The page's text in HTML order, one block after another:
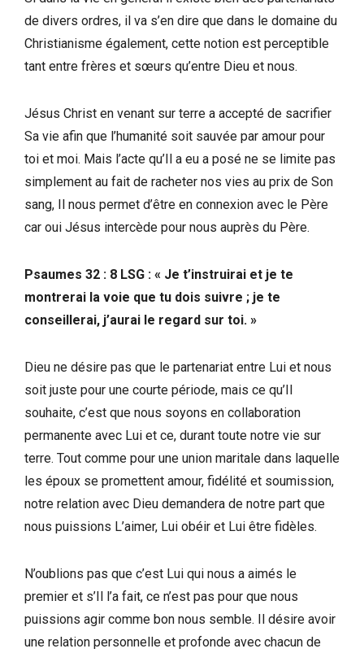
de divers ordres, il va s’en dire que dans le domaine du
Christianisme également, cette notion est perceptible
tant entre frères et sœurs qu’entre Dieu et nous.
Jésus Christ en venant sur terre a accepté de sacrifier
Sa vie afin que l’humanité soit sauvée par amour pour
toi et moi. Mais l’acte qu’Il a eu a posé ne se limite pas
simplement au fait de racheter nos vies au prix de Son
sang, Il nous permet d’être en connexion avec le Père
car oui Jésus intercède pour nous auprès du Père.
Psaumes 32 : 8 LSG : « Je t’instruirai et je te
montrerai la voie que tu dois suivre ; je te
conseillerai, j’aurai le regard sur toi. »
Dieu ne désire pas que le partenariat entre Lui et nous
soit juste pour une courte période, mais ce qu’Il
souhaite, c’est que nous soyons en collaboration
permanente avec Lui et ce, durant toute notre vie sur
terre. Tout comme pour une union maritale dans laquelle
les époux se promettent amour, fidélité et soumission,
notre relation avec Dieu demandera de notre part que
nous puissions L’aimer, Lui obéir et Lui être fidèles.
N’oublions pas que c’est Lui qui nous a aimés le
premier et s’Il l’a fait, ce n’est pas pour que nous
puissions agir comme bon nous semble. Il désire avoir
une relation personnelle et profonde avec chacun de